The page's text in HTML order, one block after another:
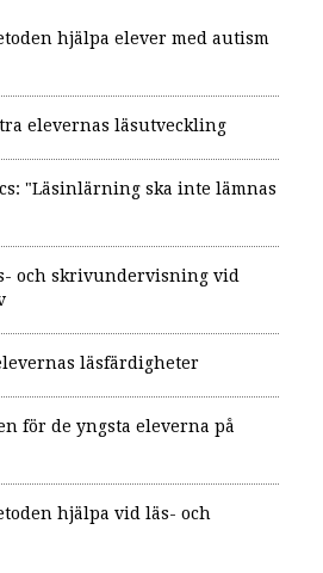
hjälpa elever med autism
elevernas läsutveckling
"Läsinlärning ska inte lämnas
och skrivundervisning vid
läsfärdigheter
för de yngsta eleverna på
hjälpa vid läs- och